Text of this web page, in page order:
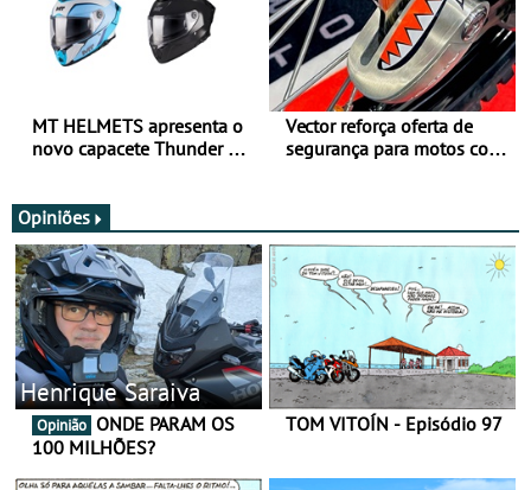
MT HELMETS apresenta o
novo capacete Thunder 4 R
Vector reforça oferta de
segurança para motos com
Opiniões
Henrique Saraiva
Opinião
100 MILHÕES?
TOM VITOÍN - Episódio 97